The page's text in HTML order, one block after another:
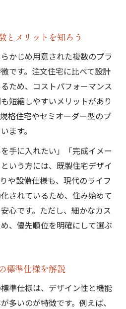
用者のリアルな評価と感想
ン住宅の口コミ傾向を探る
から見える選び方のコツ
茨城のデザイン住宅比較
工務店比較ガイド
覧から選ぶデザイン住宅
扱う工務店の比較ポイント
工務店選びの実践方法
価で工務店を比較する視点
ハウスメーカーの特徴とは
とメリットを知ろう
かじめ用意された複数のプラ
です。注文住宅に比べて設計
ため、コストパフォーマンス
短縮しやすいメリットがあり
格住宅やセミオーダー型のプ
ます。
手に入れたい」「完成イメー
いう方には、既製住宅デザイ
や設備仕様も、現代のライフ
されているため、住み始めて
心です。ただし、細かなカス
、優先順位を明確にして選ぶ
標準仕様を解説
準仕様は、デザイン性と機能
多いのが特徴です。例えば、